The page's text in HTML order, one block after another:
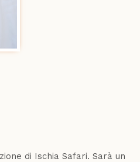
di Ischia Safari. Sarà un